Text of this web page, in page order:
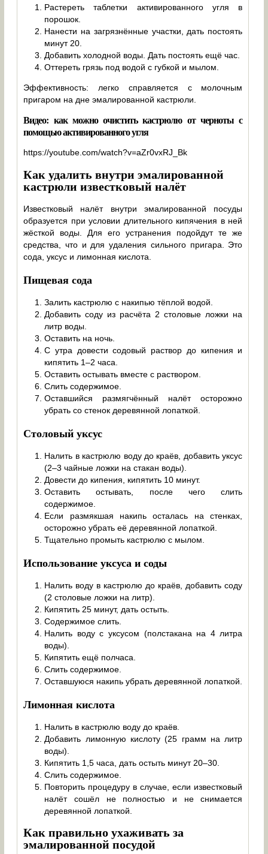
Растереть таблетки активированного угля в
порошок.
Нанести на загрязнённые участки, дать постоять
минут 20.
Добавить холодной воды. Дать постоять ещё час.
Оттереть грязь под водой с губкой и мылом.
Эффективность: легко справляется с молочным
пригаром на дне эмалированной кастрюли.
Видео: как можно очистить кастрюлю от черноты с
помощью активированного угля
https://youtube.com/watch?v=aZr0vxRJ_Bk
Как удалить внутри эмалированной
кастрюли известковый налёт
Известковый налёт внутри эмалированной посуды
образуется при условии длительного кипячения в ней
жёсткой воды. Для его устранения подойдут те же
средства, что и для удаления сильного пригара. Это
сода, уксус и лимонная кислота.
Пищевая сода
Залить кастрюлю с накипью тёплой водой.
Добавить соду из расчёта 2 столовые ложки на
литр воды.
Оставить на ночь.
С утра довести содовый раствор до кипения и
кипятить 1–2 часа.
Оставить остывать вместе с раствором.
Слить содержимое.
Оставшийся размягчённый налёт осторожно
убрать со стенок деревянной лопаткой.
Столовый уксус
Налить в кастрюлю воду до краёв, добавить уксус
(2–3 чайные ложки на стакан воды).
Довести до кипения, кипятить 10 минут.
Оставить остывать, после чего слить
содержимое.
Если размякшая накипь осталась на стенках,
осторожно убрать её деревянной лопаткой.
Тщательно промыть кастрюлю с мылом.
Использование уксуса и соды
Налить воду в кастрюлю до краёв, добавить соду
(2 столовые ложки на литр).
Кипятить 25 минут, дать остыть.
Содержимое слить.
Налить воду с уксусом (полстакана на 4 литра
воды).
Кипятить ещё полчаса.
Слить содержимое.
Оставшуюся накипь убрать деревянной лопаткой.
Лимонная кислота
Налить в кастрюлю воду до краёв.
Добавить лимонную кислоту (25 грамм на литр
воды).
Кипятить 1,5 часа, дать остыть минут 20–30.
Слить содержимое.
Повторить процедуру в случае, если известковый
налёт сошёл не полностью и не снимается
деревянной лопаткой.
Как правильно ухаживать за
эмалированной посудой